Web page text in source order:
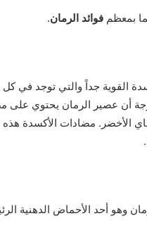
بمعظم فوائد الرمان.
القوية جداً والتي توجد في
أن عصير الرمان يحتوي
الأخضر. مضادات الأكسدة هذه
وهو أحد الأحماض الدهنية